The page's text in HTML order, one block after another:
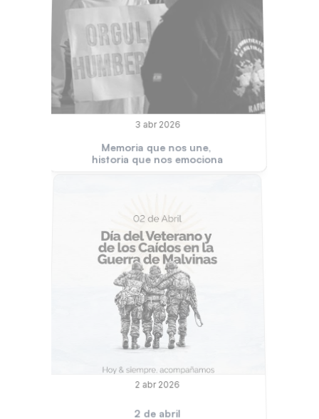
Memoria que nos une,
historia que nos emociona
3 abr 2026
2 de abril
2 abr 2026